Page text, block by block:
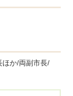
ほか/両副市長/